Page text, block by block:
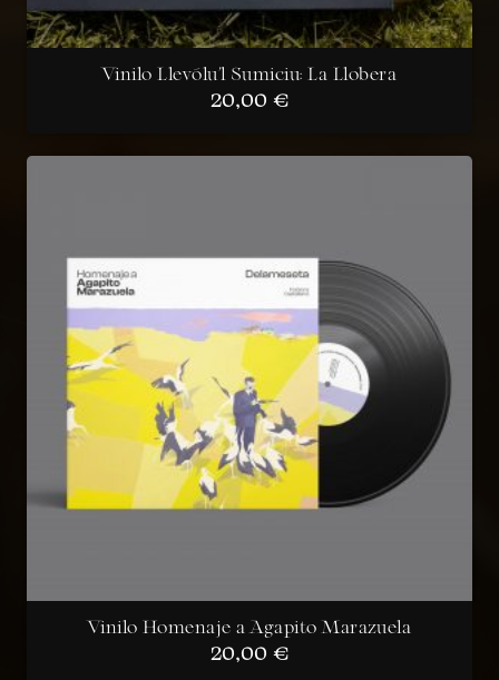
Vinilo Llevólu’l Sumiciu: La Llobera
20,00€
Vinilo Homenaje a Agapito Marazuela
20,00€